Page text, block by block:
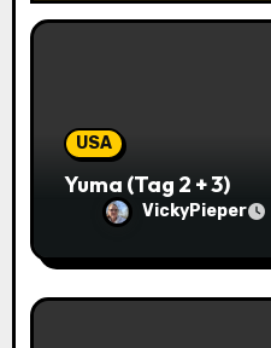
i
o
USA
Yuma (Tag 2 + 3)
VickyPieper